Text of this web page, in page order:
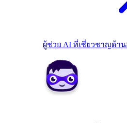
ผู้ช่วย AI ที่เชี่ยวชาญด้า